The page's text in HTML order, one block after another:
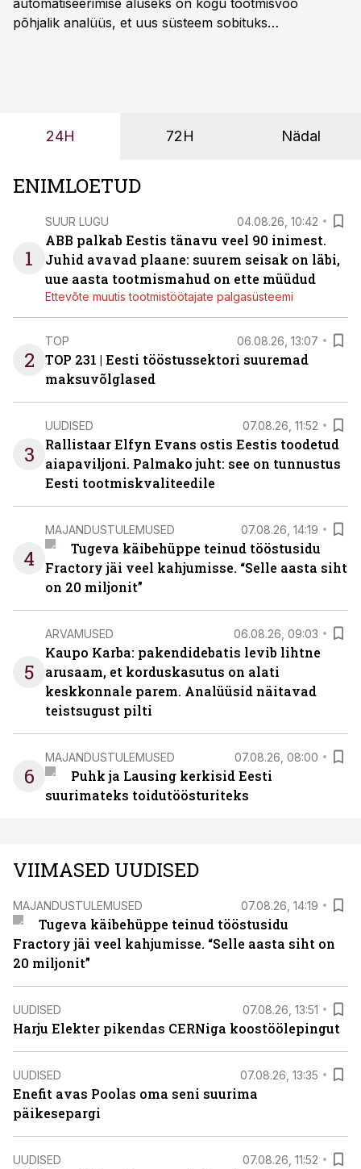
automatiseerimise aluseks on kogu tootmisvoo
põhjalik analüüs, et uus süsteem sobituks
OÜ tegevjuht Sander Mitendorf.
24H 72H Nädal
ENIMLOETUD
1
SUUR LUGU 04.08.26, 10:42
ABB palkab Eestis tänavu veel 90 inimest.
Juhid avavad plaane: suurem seisak on läbi,
uue aasta tootmismahud on ette müüdud
Ettevõte muutis tootmistöötajate palgasüsteemi
2
TOP 06.08.26, 13:07
TOP 231 | Eesti tööstussektori suuremad
maksuvõlglased
3
UUDISED 07.08.26, 11:52
Rallistaar Elfyn Evans ostis Eestis toodetud
aiapaviljoni. Palmako juht: see on tunnustus
Eesti tootmiskvaliteedile
4
MAJANDUSTULEMUSED 07.08.26, 14:19
Tugeva käibehüppe teinud tööstusidu
Fractory jäi veel kahjumisse. “Selle aasta siht
on 20 miljonit”
5
ARVAMUSED 06.08.26, 09:03
Kaupo Karba: pakendidebatis levib lihtne
arusaam, et korduskasutus on alati
keskkonnale parem. Analüüsid näitavad
teistsugust pilti
6
MAJANDUSTULEMUSED 07.08.26, 08:00
Puhk ja Lausing kerkisid Eesti
suurimateks toidutöösturiteks
VIIMASED UUDISED
MAJANDUSTULEMUSED 07.08.26, 14:19
Tugeva käibehüppe teinud tööstusidu
Fractory jäi veel kahjumisse. “Selle aasta siht on
20 miljonit”
UUDISED 07.08.26, 13:51
Harju Elekter pikendas CERNiga koostöölepingut
UUDISED 07.08.26, 13:35
Enefit avas Poolas oma seni suurima
päikesepargi
UUDISED 07.08.26, 11:52